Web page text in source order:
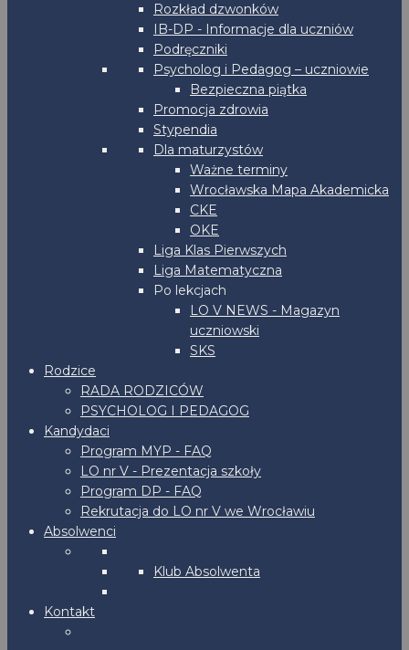
Rozkład dzwonków
IB-DP - Informacje dla uczniów
Podręczniki
Psycholog i Pedagog – uczniowie
Bezpieczna piątka
Promocja zdrowia
Stypendia
Dla maturzystów
Ważne terminy
Wrocławska Mapa Akademicka
CKE
OKE
Liga Klas Pierwszych
Liga Matematyczna
Po lekcjach
LO V NEWS - Magazyn
uczniowski
SKS
Rodzice
RADA RODZICÓW
PSYCHOLOG I PEDAGOG
Kandydaci
Program MYP - FAQ
LO nr V - Prezentacja szkoły
Program DP - FAQ
Rekrutacja do LO nr V we Wrocławiu
Absolwenci
Klub Absolwenta
Kontakt